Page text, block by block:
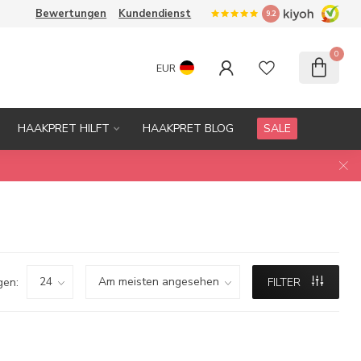
Bewertungen Kundendienst 9.2
EUR
0
HAAKPRET HILFT HAAKPRET BLOG SALE
FILTER